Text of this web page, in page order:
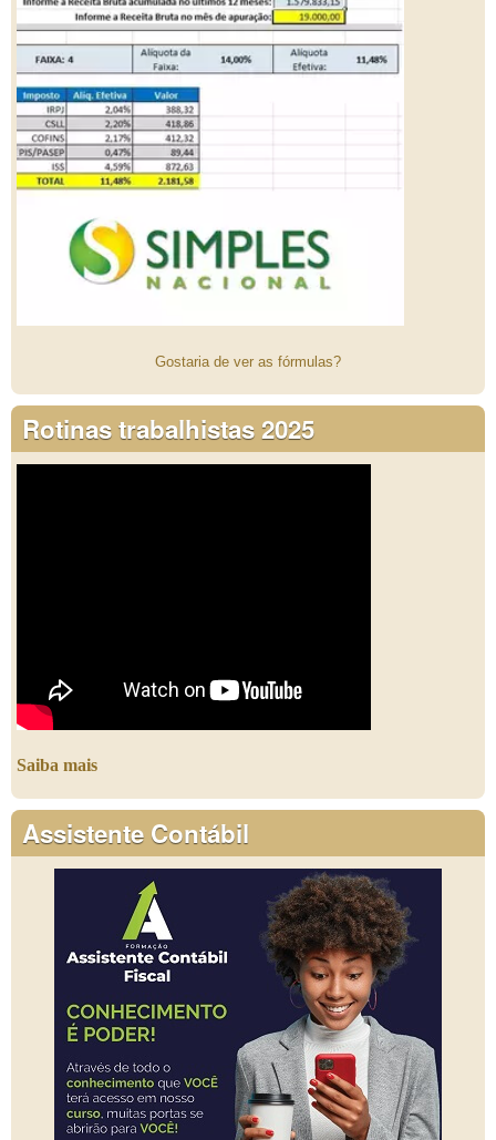
Gostaria de ver as fórmulas?
Rotinas trabalhistas 2025
Saiba mais
Assistente Contábil